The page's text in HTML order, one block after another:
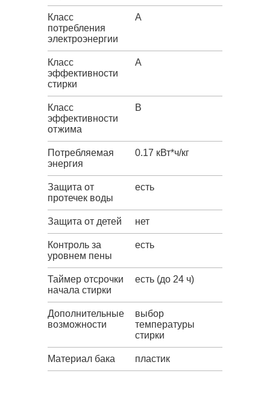
Класс
потребления
электроэнергии
A
Класс
эффективности
стирки
A
Класс
эффективности
отжима
B
Потребляемая
энергия
0.17 кВт*ч/кг
Защита от
протечек воды
есть
Защита от детей нет
Контроль за
уровнем пены
есть
Таймер отсрочки
начала стирки
есть (до 24 ч)
Дополнительные
возможности
выбор
температуры
стирки
Материал бака пластик